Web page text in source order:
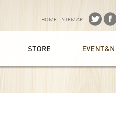
HOME SITEMAP